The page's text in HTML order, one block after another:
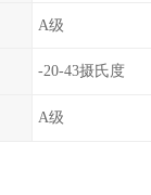
A级
-20-43摄氏度
A级